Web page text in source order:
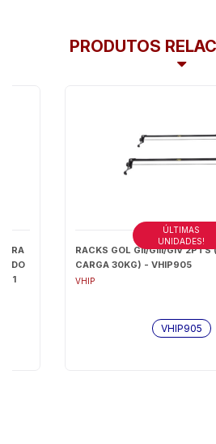
PRODUTOS
DO
RACKS GOL GII/GIII/GIV 2PTS
CARGA 30KG) - VHIP905
VHIP
ÚLTIMAS
UNIDADES!
VHIP905